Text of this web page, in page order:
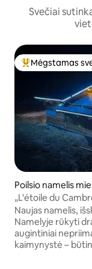
Svečiai
Svečių
Mėgstamas
Poilsio namelis
anasse
„L'étoile du
ramus – 1–9
Naujas namelis,
Namelyje rūkyti
augintiniai
kaimynystė –